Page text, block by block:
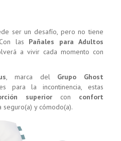
ser un desafío, pero no tiene
las Pañales para Adultos
a vivir cada momento con
, marca del Grupo Ghost
para la incontinencia, estas
superior con confort
seguro(a) y cómodo(a).